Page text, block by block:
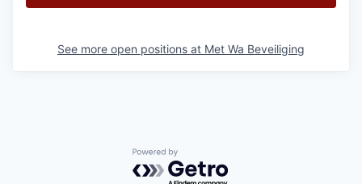
See more open positions at Met Wa Beveiliging
Powered by Getro.com